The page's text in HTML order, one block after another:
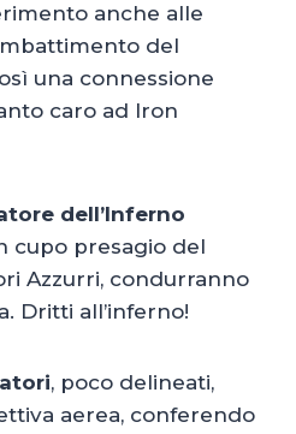
anche alle
del
una connessione
caro ad Iron
dell’Inferno
cupo presagio del
Azzurri, condurranno
Dritti all’inferno!
, poco delineati,
aerea, conferendo